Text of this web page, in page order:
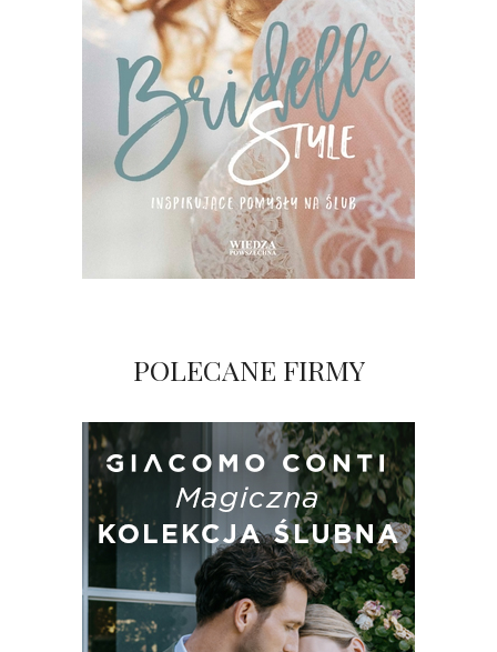
POLECANE FIRMY